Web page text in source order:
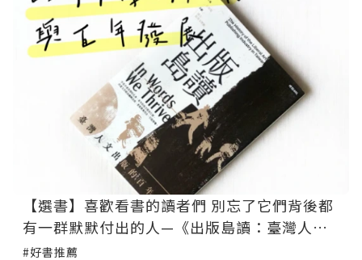
【選書】喜歡看書的讀者們 別忘了它們背後都
有一群默默付出的人—《出版島讀：臺灣人文
出版的百年江湖》
#好書推薦